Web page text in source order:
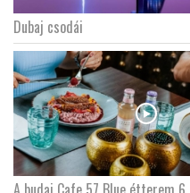
Dubaj csodái